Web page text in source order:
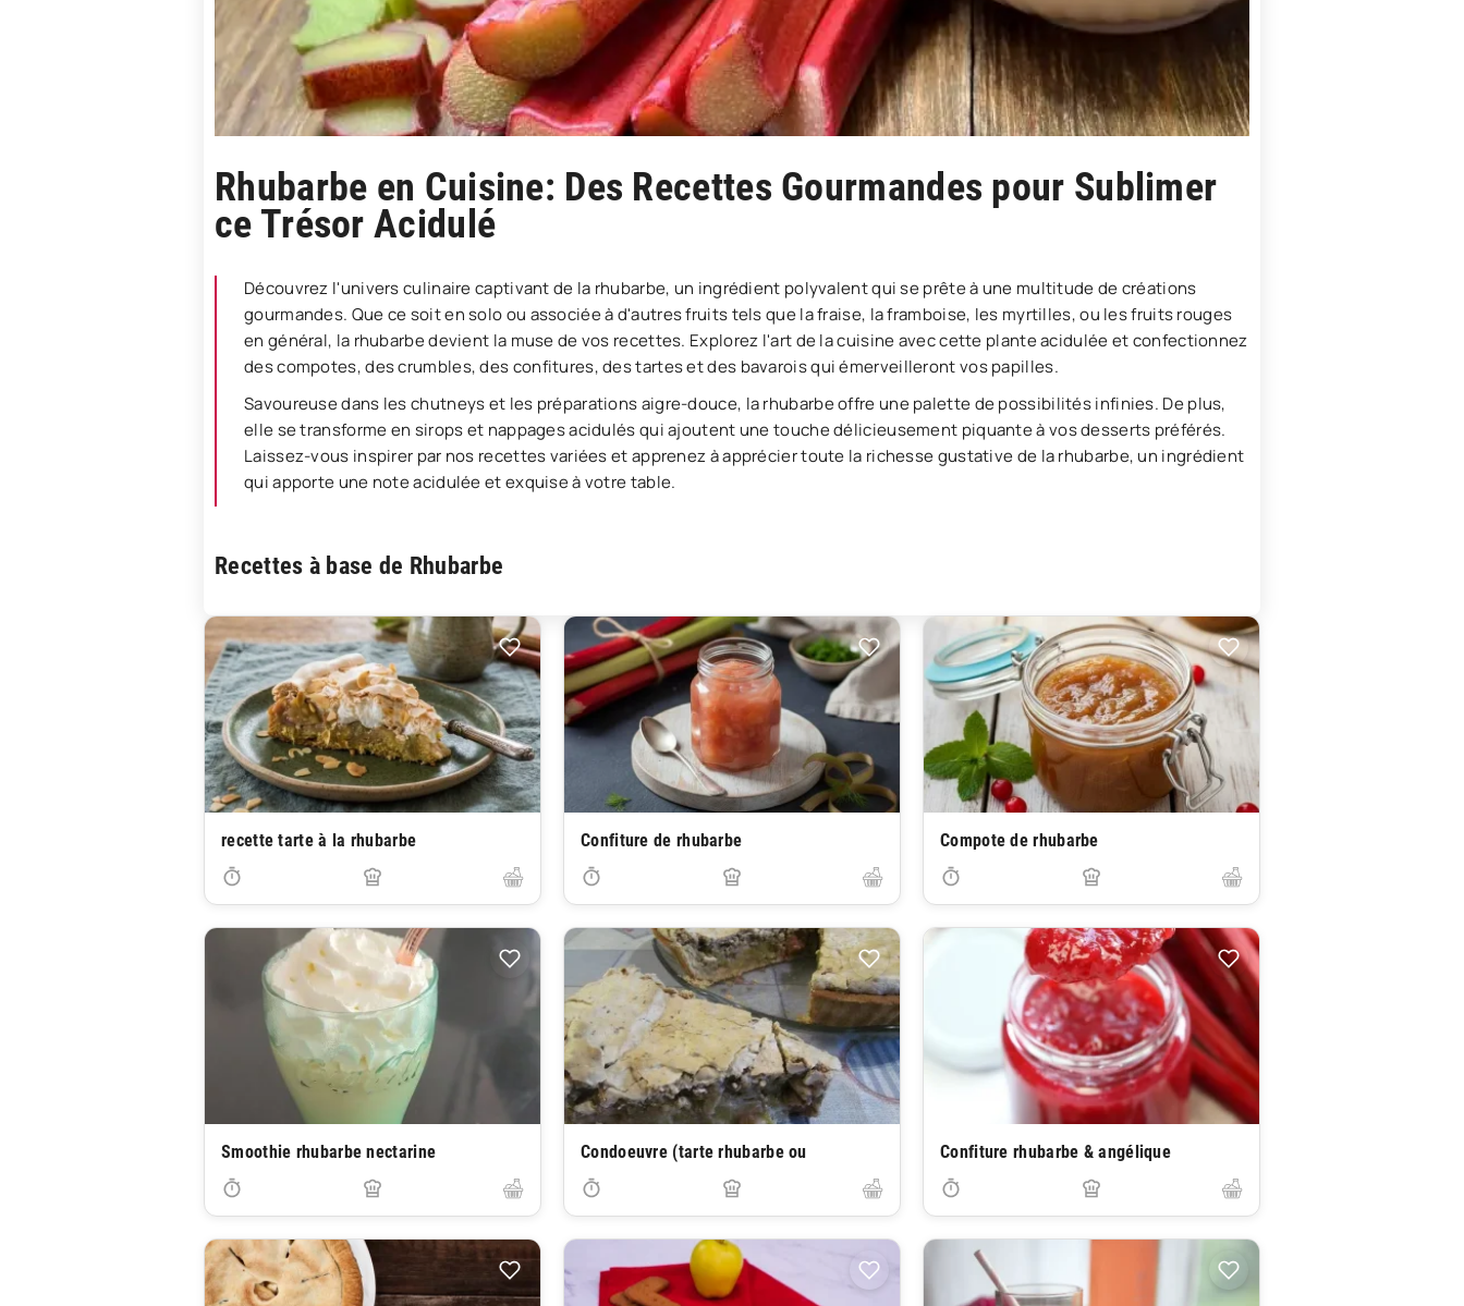
Rhubarbe en Cuisine: Des Recettes Gourmandes pour Sublimer
ce Trésor Acidulé
Découvrez l'univers culinaire captivant de la rhubarbe, un ingrédient polyvalent qui se prête à une multitude de créations
gourmandes. Que ce soit en solo ou associée à d'autres fruits tels que la fraise, la framboise, les myrtilles, ou les fruits rouges
en général, la rhubarbe devient la muse de vos recettes. Explorez l'art de la cuisine avec cette plante acidulée et confectionnez
des compotes, des crumbles, des confitures, des tartes et des bavarois qui émerveilleront vos papilles.
Savoureuse dans les chutneys et les préparations aigre-douce, la rhubarbe offre une palette de possibilités infinies. De plus,
elle se transforme en sirops et nappages acidulés qui ajoutent une touche délicieusement piquante à vos desserts préférés.
Laissez-vous inspirer par nos recettes variées et apprenez à apprécier toute la richesse gustative de la rhubarbe, un ingrédient
qui apporte une note acidulée et exquise à votre table.
Recettes à base de Rhubarbe
recette tarte à la rhubarbe Confiture de rhubarbe Compote de rhubarbe
Smoothie rhubarbe nectarine Condoeuvre (tarte rhubarbe ou Confiture rhubarbe & angélique